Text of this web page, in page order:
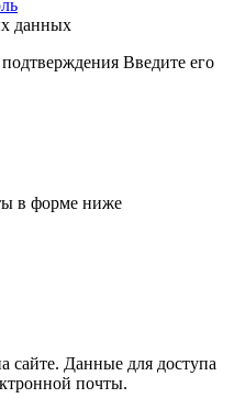
данных
Введите его
в форме ниже
сайте. Данные для доступа
почты.